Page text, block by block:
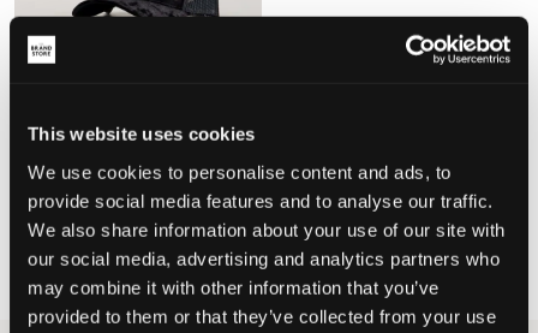
This website uses cookies
We use cookies to personalise content and ads, to
provide social media features and to analyse our traffic.
We also share information about your use of our site with
our social media, advertising and analytics partners who
may combine it with other information that you’ve
provided to them or that they’ve collected from your use
Calza Pennello
AMERICAN MUSCLE CAR IN THE
STREET VELVET TRUCKER
509 kr